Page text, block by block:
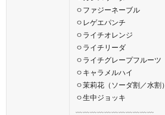
ㅇファジーネーブル
ㅇレゲエパンチ
ㅇライチオレンジ
ㅇライチリーダ
ㅇライチグレープフルーツ
ㅇキャラメルハイ
ㅇ茉莉花（ソーダ割／水割）
ㅇ生中ジョッキ
﹏﹏﹏﹏﹏﹏﹏﹏﹏﹏﹏